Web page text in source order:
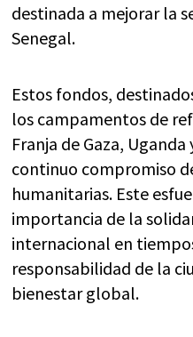
destinada a mejorar la
Senegal.
Estos fondos,
los campamentos de
Franja de Gaza,
continuo compromiso
humanitarias. Este
importancia de la
internacional en
responsabilidad de la
bienestar global.